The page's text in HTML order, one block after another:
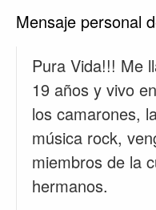
Mensaje personal
Pura Vida!!! Me
19 años y vivo
los camarones,
música rock,
miembros de la
hermanos.